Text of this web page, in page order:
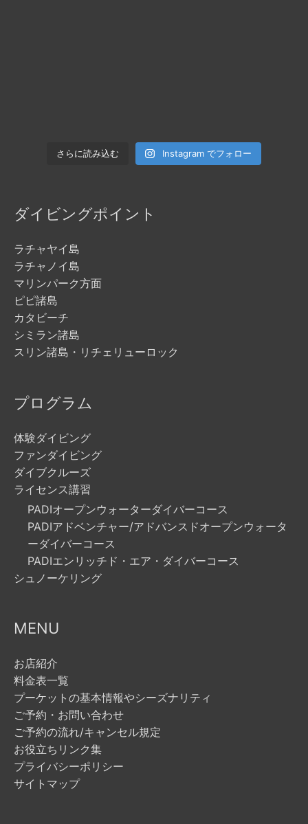
さらに読み込む Instagram でフォロー
ダイビングポイント
ラチャヤイ島
ラチャノイ島
マリンパーク方面
ピピ諸島
カタビーチ
シミラン諸島
スリン諸島・リチェリューロック
プログラム
体験ダイビング
ファンダイビング
ダイブクルーズ
ライセンス講習
PADIオープンウォーターダイバーコース
PADIアドベンチャー/アドバンスドオープンウォータ
ーダイバーコース
PADIエンリッチド・エア・ダイバーコース
シュノーケリング
MENU
お店紹介
料金表一覧
プーケットの基本情報やシーズナリティ
ご予約・お問い合わせ
ご予約の流れ/キャンセル規定
お役立ちリンク集
プライバシーポリシー
サイトマップ